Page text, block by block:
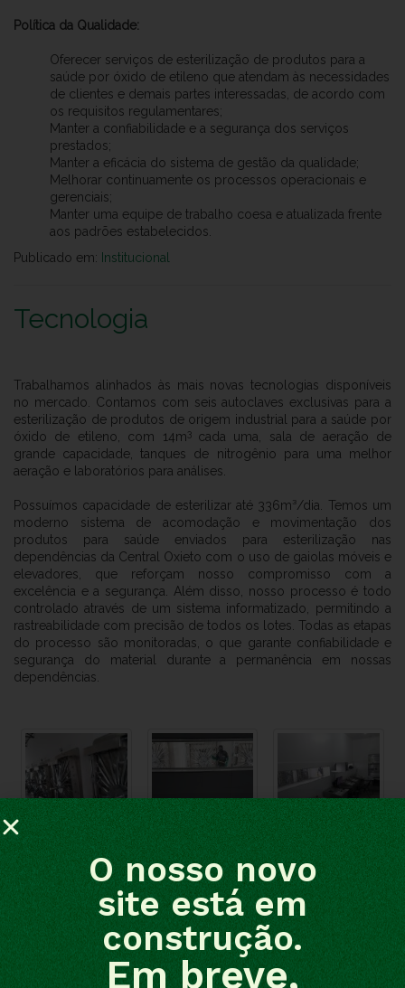
Política da Qualidade:
Oferecer serviços de esterilização de produtos para a
saúde por óxido de etileno que atendam às necessidades
de clientes e demais partes interessadas, de acordo com
os requisitos regulamentares;
Manter a confiabilidade e a segurança dos serviços
prestados;
Manter a eficácia do sistema de gestão da qualidade;
Melhorar continuamente os processos operacionais e
gerenciais;
Manter uma equipe de trabalho coesa e atualizada frente
aos padrões estabelecidos.
Publicado em: Institucional
Tecnologia
Trabalhamos alinhados às mais novas tecnologias disponíveis
no mercado. Contamos com seis autoclaves exclusivas para a
esterilização de produtos de origem industrial para a saúde por
óxido de etileno, com 14m3 cada uma, sala de aeração de
grande capacidade, tanques de nitrogênio para uma melhor
aeração e laboratórios para análises.
Possuímos capacidade de esterilizar até 336m³/dia. Temos um
moderno sistema de acomodação e movimentação dos
produtos para saúde enviados para esterilização nas
dependências da Central Oxieto com o uso de gaiolas móveis e
elevadores, que reforçam nosso compromisso com a
excelência e a segurança. Além disso, nosso processo é todo
controlado através de um sistema informatizado, permitindo a
rastreabilidade com precisão de todos os lotes. Todas as etapas
do processo são monitoradas, o que garante confiabilidade e
segurança do material durante a permanência em nossas
dependências.
O nosso novo
site está em
construção.
Em breve,